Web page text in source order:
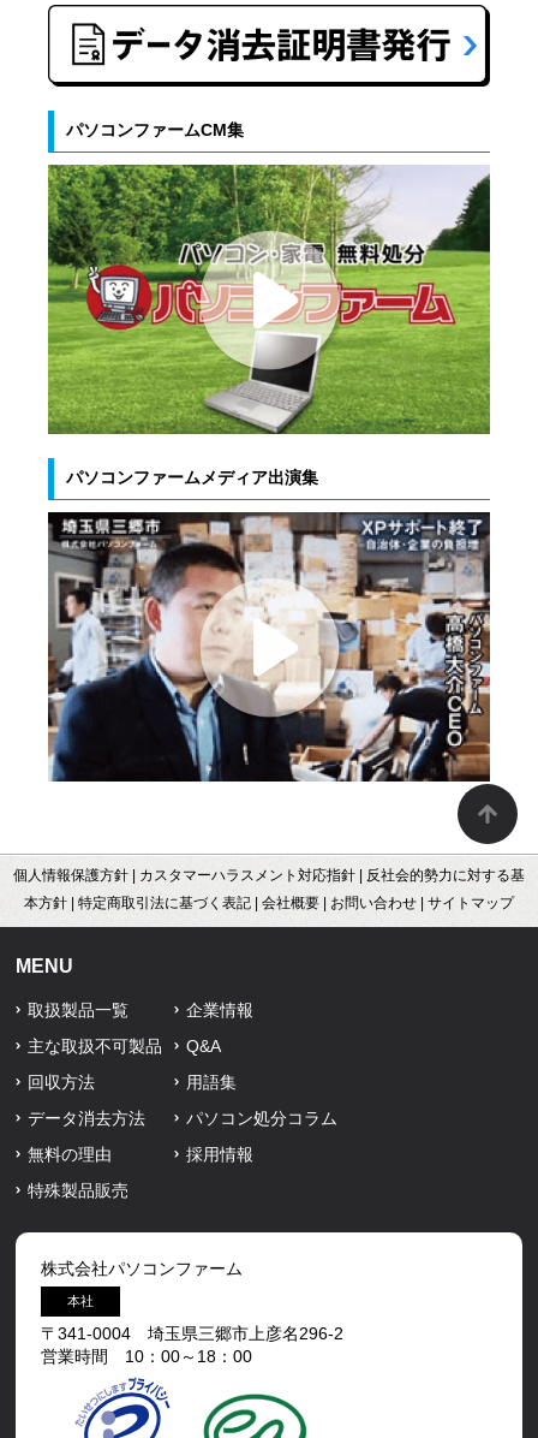
パソコンファームCM集
パソコンファームメディア出演集
個人情報保護方針 カスタマーハラスメント対応指針
反社会的勢力に対する基
本方針
特定商取引法に基づく表記 会社概要 お問い合わせ サイトマップ
MENU
取扱製品一覧
主な取扱不可製品
回収方法
データ消去方法
無料の理由
特殊製品販売
企業情報
Q&A
用語集
パソコン処分コラム
採用情報
株式会社パソコンファーム
本社
〒341-0004 埼玉県三郷市上彦名296-2
営業時間 10：00～18：00